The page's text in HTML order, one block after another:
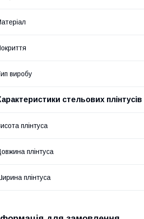
виробу
стельових плінтусів
плінтуса
плінтуса
плінтуса